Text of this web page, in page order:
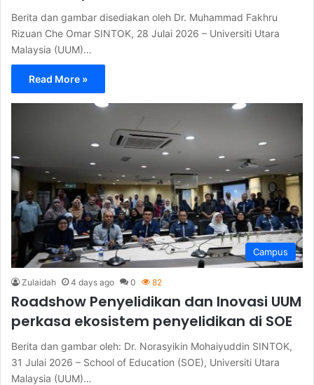
Berita dan gambar disediakan oleh Dr. Muhammad Fakhru
Rizuan Che Omar SINTOK, 28 Julai 2026 – Universiti Utara
Malaysia (UUM)…
Read More »
Campus
Zulaidah 4 days ago 0 82
Roadshow Penyelidikan dan Inovasi UUM
perkasa ekosistem penyelidikan di SOE
Berita dan gambar oleh: Dr. Norasyikin Mohaiyuddin SINTOK,
31 Julai 2026 – School of Education (SOE), Universiti Utara
Malaysia (UUM)…